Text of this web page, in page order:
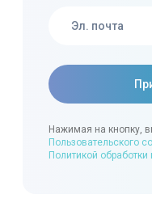
Нажимая на кнопку,
Пользовательского
Политикой